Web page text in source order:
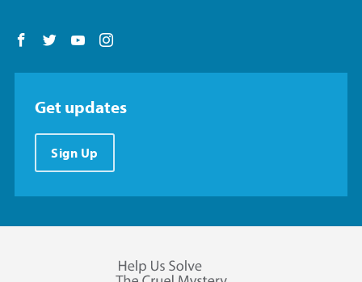
Follow us on Facebook
Follow us on Twitter
Follow us on YouTube
Get updates
Sign Up